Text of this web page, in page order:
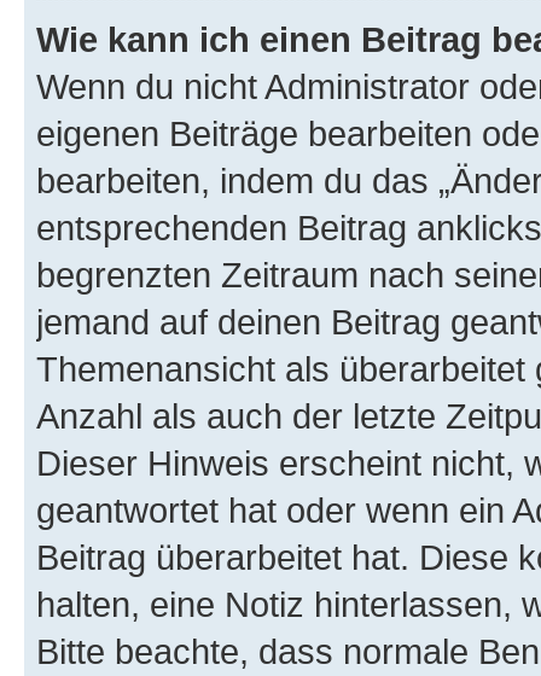
Wie kann ich einen Beitrag
Wenn du nicht Administrator
eigenen Beiträge bearbeiten
bearbeiten, indem du das
entsprechenden Beitrag
begrenzten Zeitraum nach
jemand auf deinen Beitrag
Themenansicht als
Anzahl als auch der letzte
Dieser Hinweis erscheint nicht,
geantwortet hat oder wenn ein
Beitrag überarbeitet hat. Diese
halten, eine Notiz hinterlassen,
Bitte beachte, dass normale